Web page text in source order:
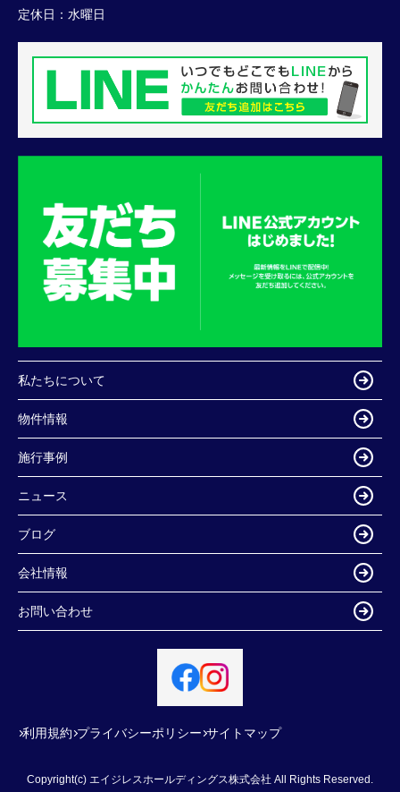
定休日： 水曜日
私たちについて
物件情報
施行事例
ニュース
ブログ
会社情報
お問い合わせ
利用規約 プライバシーポリシー サイトマップ
Copyright(c) エイジレスホールディングス株式会社 All Rights Reserved.